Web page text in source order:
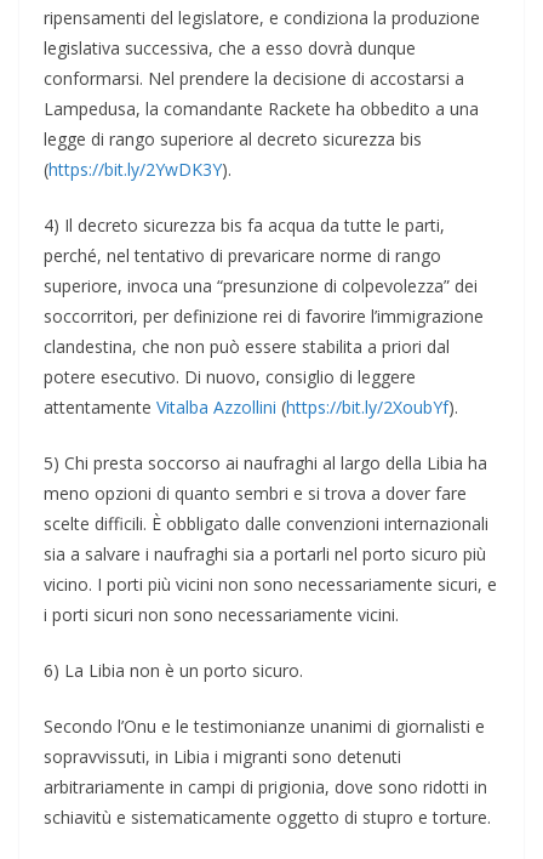
ripensamenti del legislatore, e condiziona la produzione
legislativa successiva, che a esso dovrà dunque
conformarsi. Nel prendere la decisione di accostarsi a
Lampedusa, la comandante Rackete ha obbedito a una
legge di rango superiore al decreto sicurezza bis
(https://bit.ly/2YwDK3Y).
4) Il decreto sicurezza bis fa acqua da tutte le parti,
perché, nel tentativo di prevaricare norme di rango
superiore, invoca una “presunzione di colpevolezza” dei
soccorritori, per definizione rei di favorire l’immigrazione
clandestina, che non può essere stabilita a priori dal
potere esecutivo. Di nuovo, consiglio di leggere
attentamente Vitalba Azzollini (https://bit.ly/2XoubYf).
5) Chi presta soccorso ai naufraghi al largo della Libia ha
meno opzioni di quanto sembri e si trova a dover fare
scelte difficili. È obbligato dalle convenzioni internazionali
sia a salvare i naufraghi sia a portarli nel porto sicuro più
vicino. I porti più vicini non sono necessariamente sicuri, e
i porti sicuri non sono necessariamente vicini.
6) La Libia non è un porto sicuro.
Secondo l’Onu e le testimonianze unanimi di giornalisti e
sopravvissuti, in Libia i migranti sono detenuti
arbitrariamente in campi di prigionia, dove sono ridotti in
schiavitù e sistematicamente oggetto di stupro e torture.